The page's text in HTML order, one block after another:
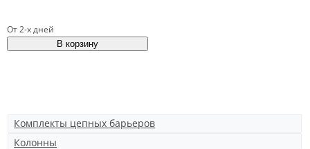
От 2-х дней
Комплекты цепных барьеров
Колонны